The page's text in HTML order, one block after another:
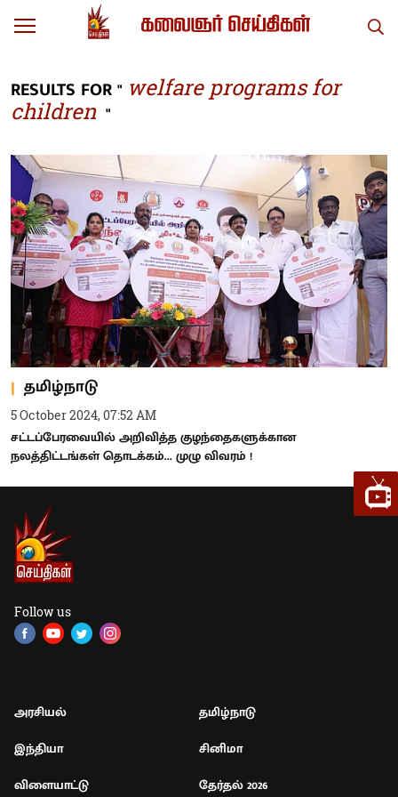
RESULTS FOR " welfare programs for
children "
தமிழ்நாடு
5 October 2024, 07:52 AM
சட்டப்பேரவையில் அறிவித்த குழந்தைகளுக்கான
நலத்திட்டங்கள் தொடக்கம்... முழு விவரம் !
Follow us
அரசியல்
தமிழ்நாடு
இந்தியா
சினிமா
விளையாட்டு
தேர்தல் 2026